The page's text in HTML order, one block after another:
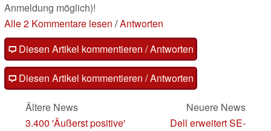
Anmeldung möglich)!
Alle 2 Kommentare lesen /Antworten
Diesen Artikel kommentieren / Antworten
Diesen Artikel kommentieren / Antworten
Ältere News
3.400 'Äußerst positive'
Neuere News
Dell erweitert SE-